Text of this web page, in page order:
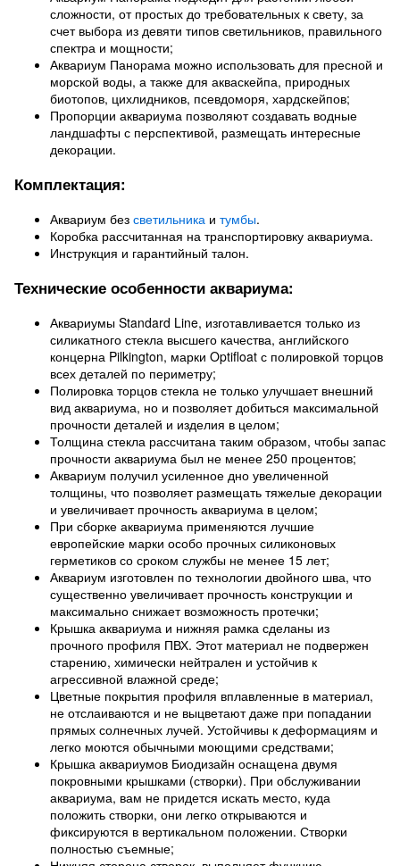
сложности, от простых до требовательных к свету, за
счет выбора из девяти типов светильников, правильного
спектра и мощности;
Аквариум Панорама можно использовать для пресной и
морской воды, а также для акваскейпа, природных
биотопов, цихлидников, псевдоморя, хардскейпов;
Пропорции аквариума позволяют создавать водные
ландшафты с перспективой, размещать интересные
декорации.
Комплектация:
Аквариум без светильника и тумбы.
Коробка рассчитанная на транспортировку аквариума.
Инструкция и гарантийный талон.
Технические особенности аквариума:
Аквариумы Standard Line, изготавливается только из
силикатного стекла высшего качества, английского
концерна Pilkington, марки Optifloat с полировкой торцов
всех деталей по периметру;
Полировка торцов стекла не только улучшает внешний
вид аквариума, но и позволяет добиться максимальной
прочности деталей и изделия в целом;
Толщина стекла рассчитана таким образом, чтобы запас
прочности аквариума был не менее 250 процентов;
Аквариум получил усиленное дно увеличенной
толщины, что позволяет размещать тяжелые декорации
и увеличивает прочность аквариума в целом;
При сборке аквариума применяются лучшие
европейские марки особо прочных силиконовых
герметиков со сроком службы не менее 15 лет;
Аквариум изготовлен по технологии двойного шва, что
существенно увеличивает прочность конструкции и
максимально снижает возможность протечки;
Крышка аквариума и нижняя рамка сделаны из
прочного профиля ПВХ. Этот материал не подвержен
старению, химически нейтрален и устойчив к
агрессивной влажной среде;
Цветные покрытия профиля вплавленные в материал,
не отслаиваются и не выцветают даже при попадании
прямых солнечных лучей. Устойчивы к деформациям и
легко моются обычными моющими средствами;
Крышка аквариумов Биодизайн оснащена двумя
покровными крышками (створки). При обслуживании
аквариума, вам не придется искать место, куда
положить створки, они легко открываются и
фиксируются в вертикальном положении. Створки
полностью съемные;